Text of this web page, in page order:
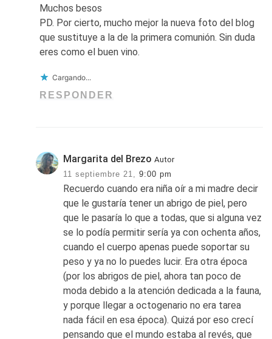
Muchos besos
PD. Por cierto, mucho mejor la nueva foto del blog
que sustituye a la de la primera comunión. Sin duda
eres como el buen vino.
Cargando...
RESPONDER
Margarita del Brezo Autor
11 septiembre 21,
9:00 pm
Recuerdo cuando era niña oír a mi madre decir
que le gustaría tener un abrigo de piel, pero
que le pasaría lo que a todas, que si alguna vez
se lo podía permitir sería ya con ochenta años,
cuando el cuerpo apenas puede soportar su
peso y ya no lo puedes lucir. Era otra época
(por los abrigos de piel, ahora tan poco de
moda debido a la atención dedicada a la fauna,
y porque llegar a octogenario no era tarea
nada fácil en esa época). Quizá por eso crecí
pensando que el mundo estaba al revés, que